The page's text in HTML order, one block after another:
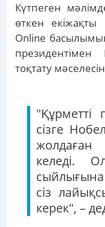
Күтпеген
өткен
Online
тоқтату
сізге
жолдаған
келеді.
сыйлығына
сіз
керек", –